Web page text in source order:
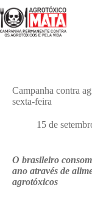
para
o
conteúdo
Campanha contra
sexta-feira
15 de
O brasileiro
ano através de
agrotóxicos